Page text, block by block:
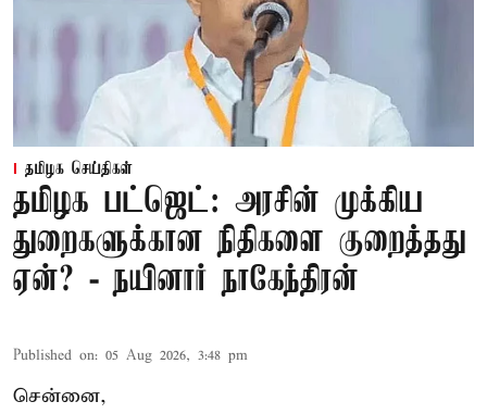
தமிழக செய்திகள்
தமிழக பட்ஜெட்: அரசின் முக்கிய
துறைகளுக்கான நிதிகளை குறைத்தது
ஏன்? - நயினார் நாகேந்திரன்
Published on: 05 Aug 2026, 3:48 pm
சென்னை,